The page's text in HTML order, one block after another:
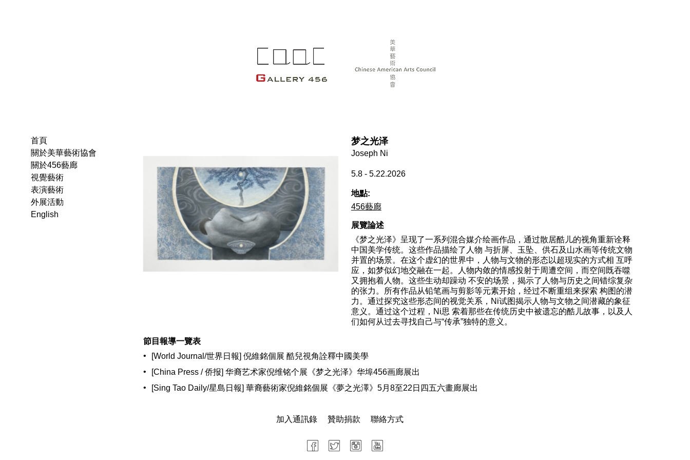
梦之光泽
Joseph Ni
5.8 - 5.22.2026
地點:
456藝廊
展覽論述
《梦之光泽》呈现了一系列混合媒介绘画作品，通过散居酷儿的视角重新诠释
中国美学传统。这些作品描绘了人物 与折屏、玉坠、供石及山水画等传统文物
并置的场景。在这个虚幻的世界中，人物与文物的形态以超现实的方式相 互呼
应，如梦似幻地交融在一起。人物内敛的情感投射于周遭空间，而空间既吞噬
又拥抱着人物。这些生动却躁动 不安的场景，揭示了人物与历史之间错综复杂
的张力。所有作品从铅笔画与剪影等元素开始，经过不断重组来探索 构图的潜
力。通过探究这些形态间的视觉关系，Ni试图揭示人物与文物之间潜藏的象征
意义。通过这个过程，Ni思 索着那些在传统历史中被遗忘的酷儿故事，以及人
们如何从过去寻找自己与“传承”独特的意义。
節目報導一覽表
•
[World Journal/世界日報] 倪維銘個展 酷兒視角詮釋中國美學
•
[China Press / 侨报] 华裔艺术家倪维铭个展《梦之光泽》华埠456画廊展出
•
[Sing Tao Daily/星島日報] 華裔藝術家倪維銘個展《夢之光澤》5月8至22日四五六畫廊展出
首頁
關於美華藝術協會
關於456藝廊
視覺藝術
表演藝術
外展活動
English
加入通訊錄 贊助捐款 聯絡方式